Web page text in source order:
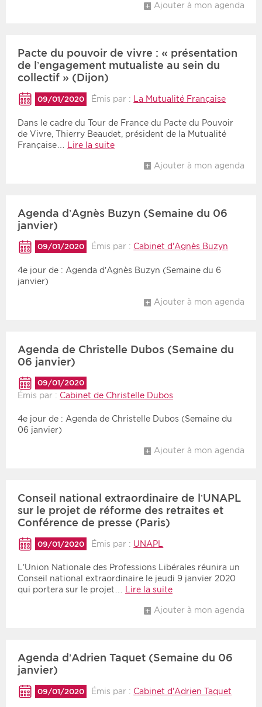
Ajouter à mon agenda
Pacte du pouvoir de vivre : « présentation
de l’engagement mutualiste au sein du
collectif » (Dijon)
09/01/2020 Émis par : La Mutualité Française
Dans le cadre du Tour de France du Pacte du Pouvoir
de Vivre, Thierry Beaudet, président de la Mutualité
Française… Lire la suite
Ajouter à mon agenda
Agenda d’Agnès Buzyn (Semaine du 06
janvier)
09/01/2020 Émis par : Cabinet d'Agnès Buzyn
4e jour de : Agenda d’Agnès Buzyn (Semaine du 6
janvier)
Ajouter à mon agenda
Agenda de Christelle Dubos (Semaine du
06 janvier)
09/01/2020
Émis par : Cabinet de Christelle Dubos
4e jour de : Agenda de Christelle Dubos (Semaine du
06 janvier)
Ajouter à mon agenda
Conseil national extraordinaire de l’UNAPL
sur le projet de réforme des retraites et
Conférence de presse (Paris)
09/01/2020 Émis par : UNAPL
L’Union Nationale des Professions Libérales réunira un
Conseil national extraordinaire le jeudi 9 janvier 2020
qui portera sur le projet… Lire la suite
Ajouter à mon agenda
Agenda d’Adrien Taquet (Semaine du 06
janvier)
09/01/2020 Émis par : Cabinet d'Adrien Taquet